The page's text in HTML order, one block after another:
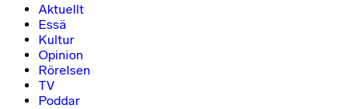
Aktuellt
Essä
Kultur
Opinion
Rörelsen
TV
Poddar